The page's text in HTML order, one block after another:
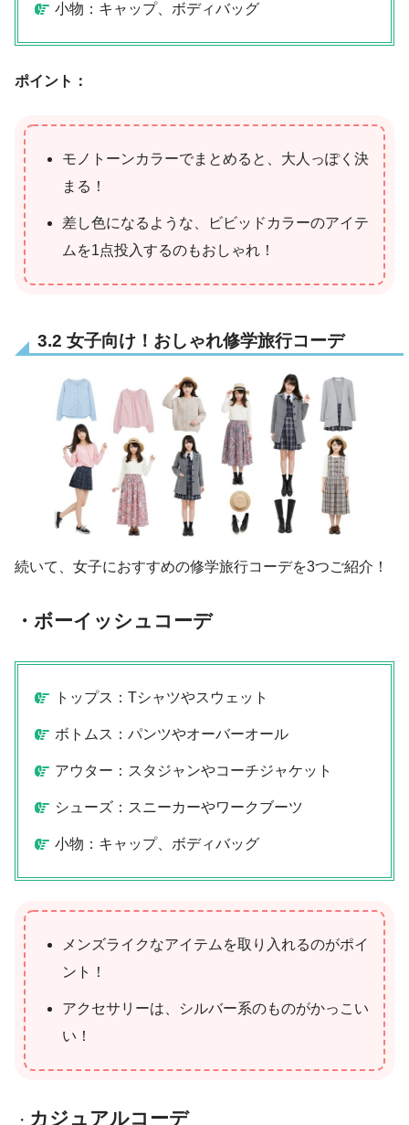
小物：キャップ、ボディバッグ
ポイント：
モノトーンカラーでまとめると、大人っぽく決
まる！
差し色になるような、ビビッドカラーのアイテ
ムを1点投入するのもおしゃれ！
3.2 女子向け！おしゃれ修学旅行コーデ
続いて、女子におすすめの修学旅行コーデを3つご紹介！
・ボーイッシュコーデ
トップス：Tシャツやスウェット
ボトムス：パンツやオーバーオール
アウター：スタジャンやコーチジャケット
シューズ：スニーカーやワークブーツ
小物：キャップ、ボディバッグ
メンズライクなアイテムを取り入れるのがポイ
ント！
アクセサリーは、シルバー系のものがかっこい
い！
・ カジュアルコーデ